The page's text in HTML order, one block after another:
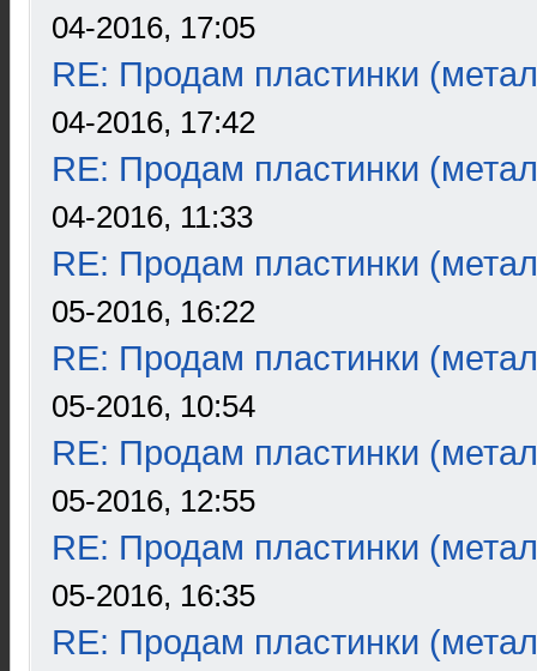
04-2016, 17:05
RE: Продам пластинки
04-2016, 17:42
RE: Продам пластинки
04-2016, 11:33
RE: Продам пластинки
05-2016, 16:22
RE: Продам пластинки
05-2016, 10:54
RE: Продам пластинки
05-2016, 12:55
RE: Продам пластинки
05-2016, 16:35
RE: Продам пластинки